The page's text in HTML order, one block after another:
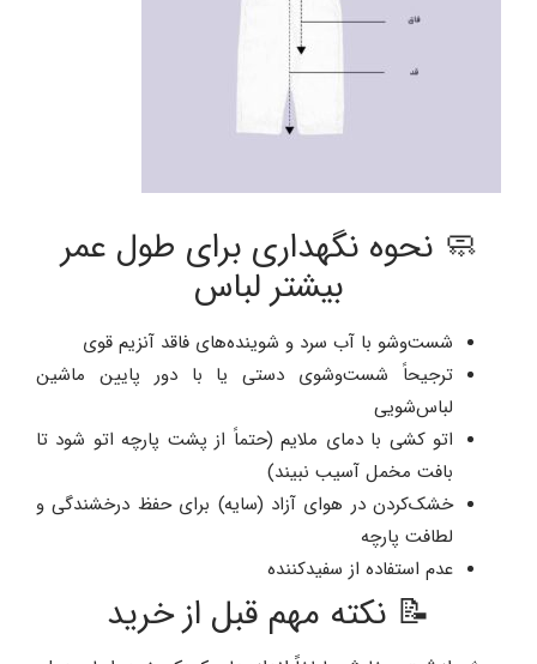
🧼 نحوه نگهداری برای طول عمر
بیشتر لباس
شست‌وشو با آب سرد و شوینده‌های فاقد آنزیم قوی
ترجیحاً شست‌وشوی دستی یا با دور پایین ماشین
لباس‌شویی
اتو کشی با دمای ملایم (حتماً از پشت پارچه اتو شود تا
بافت مخمل آسیب نبیند)
خشک‌کردن در هوای آزاد (سایه) برای حفظ درخشندگی و
لطافت پارچه
عدم استفاده از سفیدکننده
📝 نکته مهم قبل از خرید